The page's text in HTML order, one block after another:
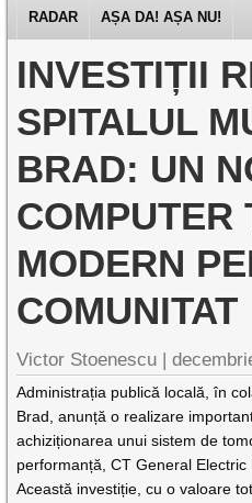
RADAR AȘA DA! AȘA NU!
INVESTIȚII
SPITALUL
BRAD: UN
COMPUTER
MODERN
COMUNITAT
Victor Stoenescu |
Administrația publică locală, în
Brad, anunță o realizare
achiziționarea unui sistem de
performanță, CT General Electric
Această investiție, cu o valoare